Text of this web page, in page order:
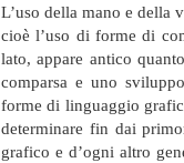
L’uso della mano e della
cioè l’uso di forme di
lato, appare antico
comparsa e uno
forme di linguaggio
determinare fin dai
grafico e d’ogni altro